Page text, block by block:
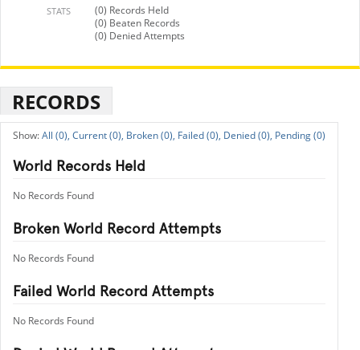
STATS
(0) Records Held
(0) Beaten Records
(0) Denied Attempts
RECORDS
All (0), Current (0), Broken (0), Failed (0), Denied (0), Pending (0)
World Records Held
No Records Found
Broken World Record Attempts
No Records Found
Failed World Record Attempts
No Records Found